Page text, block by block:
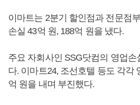
이마트는 2분기 할인점과 전문점
손실 43억 원, 188억 원을 냈다.
주요 자회사인 SSG닷컴의 영업손
다. 이마트24, 조선호텔 등도 각각
억 원을 내며 부진했다.